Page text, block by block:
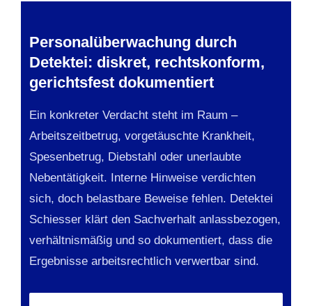
Personalüberwachung durch
Detektei: diskret, rechtskonform,
gerichtsfest dokumentiert
Ein konkreter Verdacht steht im Raum –
Arbeitszeitbetrug, vorgetäuschte Krankheit,
Spesenbetrug, Diebstahl oder unerlaubte
Nebentätigkeit. Interne Hinweise verdichten
sich, doch belastbare Beweise fehlen. Detektei
Schiesser klärt den Sachverhalt anlassbezogen,
verhältnismäßig und so dokumentiert, dass die
Ergebnisse arbeitsrechtlich verwertbar sind.